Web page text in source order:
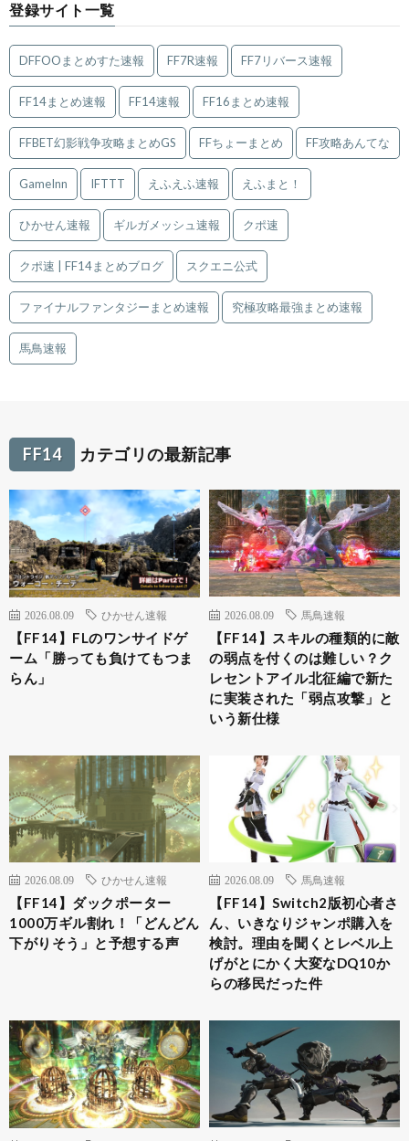
登録サイト一覧
DFFOOまとめすた速報 FF7R速報 FF7リバース速報
FF14まとめ速報 FF14速報 FF16まとめ速報
FFBET幻影戦争攻略まとめGS FFちょーまとめ FF攻略あんてな
GameInn IFTTT えふえふ速報 えふまと！
ひかせん速報 ギルガメッシュ速報 クポ速
クポ速 | FF14まとめブログ スクエニ公式
ファイナルファンタジーまとめ速報 究極攻略最強まとめ速報
馬鳥速報
FF14 カテゴリの最新記事
2026.08.09 ひかせん速報
【FF14】FLのワンサイドゲ
ーム「勝っても負けてもつま
らん」
2026.08.09 馬鳥速報
【FF14】スキルの種類的に敵
の弱点を付くのは難しい？ク
レセントアイル北征編で新た
に実装された「弱点攻撃」と
いう新仕様
2026.08.09 ひかせん速報
【FF14】ダックポーター
1000万ギル割れ！「どんどん
下がりそう」と予想する声
2026.08.09 馬鳥速報
【FF14】Switch2版初心者さ
ん、いきなりジャンポ購入を
検討。理由を聞くとレベル上
げがとにかく大変なDQ10か
らの移民だった件